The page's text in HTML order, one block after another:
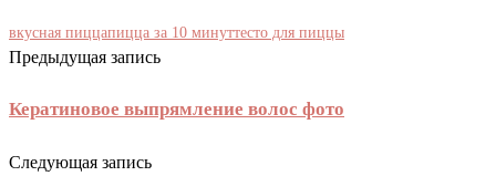
вкусная пиццапицца за 10 минуттесто для пиццы
Предыдущая запись
Кератиновое выпрямление волос фото
Следующая запись